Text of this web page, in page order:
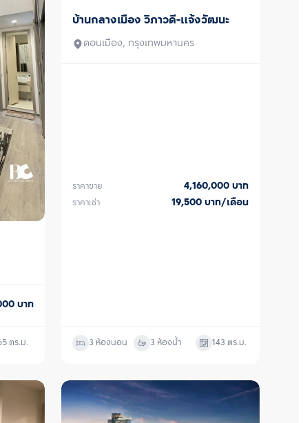
บาท
ตร.ม.
ขาย/เช่า
บ้านกลางเมือง วิภาวดี-แจ้งวัฒนะ
ดอนเมือง, กรุงเทพมหานคร
ราคาขาย 4,160,000บาท
ราคาเช่า 19,500บาท/เดือน
3 ห้องนอน 3 ห้องน้ำ 143 ตร.ม.